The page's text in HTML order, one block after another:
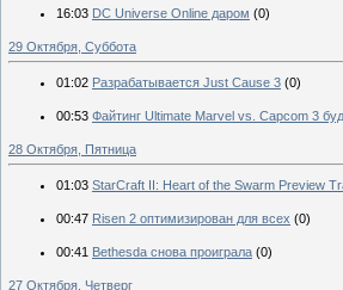
16:03 DC Universe Online даром (0)
29 Октября, Суббота
01:02 Разрабатывается Just Cause 3 (0)
00:53 Файтинг Ultimate Marvel vs. Capcom 3
28 Октября, Пятница
01:03 StarCraft II: Heart of the Swarm Preview
00:47 Risen 2 оптимизирован для всех (0)
00:41 Bethesda снова проиграла (0)
27 Октября, Четверг